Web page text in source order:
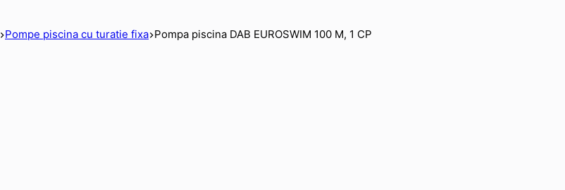
Pompe piscina cu turatie fixa Pompa piscina DAB EUROSWIM 100 M, 1 CP